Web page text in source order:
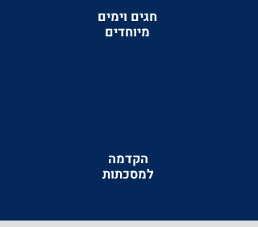
חגים וימים
מיוחדים
הקדמה
למסכתות